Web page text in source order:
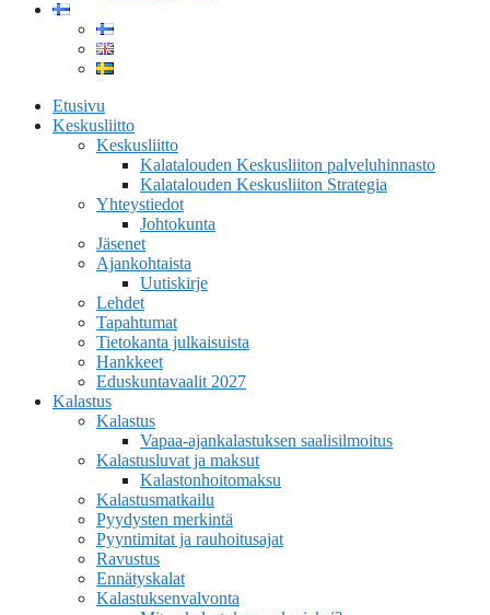
Etusivu
Keskusliitto
Keskusliitto
Kalatalouden Keskusliiton palveluhinnasto
Kalatalouden Keskusliiton Strategia
Yhteystiedot
Johtokunta
Jäsenet
Ajankohtaista
Uutiskirje
Lehdet
Tapahtumat
Tietokanta julkaisuista
Hankkeet
Eduskuntavaalit 2027
Kalastus
Kalastus
Vapaa-ajankalastuksen saalisilmoitus
Kalastusluvat ja maksut
Kalastonhoitomaksu
Kalastusmatkailu
Pyydysten merkintä
Pyyntimitat ja rauhoitusajat
Ravustus
Ennätyskalat
Kalastuksenvalvonta